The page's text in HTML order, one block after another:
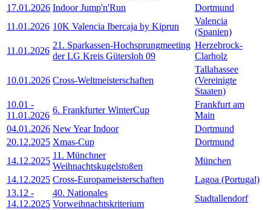
17.01.2026 Indoor Jump'n'Run
Dortmund
11.01.2026 10K Valencia Ibercaja by Kiprun
Valencia
(Spanien)
11.01.2026
21. Sparkassen-Hochsprungmeeting
der LG Kreis Gütersloh 09
Herzebrock-
Clarholz
10.01.2026 Cross-Weltmeisterschaften
Tallahassee
(Vereinigte
Staaten)
10.01 -
11.01.2026
6. Frankfurter WinterCup
Frankfurt am
Main
04.01.2026 New Year Indoor
Dortmund
20.12.2025 Xmas-Cup
Dortmund
14.12.2025
11. Münchner
Weihnachtskugelstoßen
München
14.12.2025 Cross-Europameisterschaften
Lagoa (Portugal)
13.12 -
14.12.2025
40. Nationales
Vorweihnachtskriterium
Stadtallendorf